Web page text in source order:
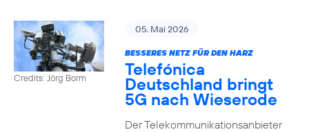
Credits: Jörg Borm
05. Mai 2026
BESSERES NETZ FÜR DEN HARZ
Telefónica
Deutschland bringt
5G nach Wieserode
Der Telekommunikationsanbieter